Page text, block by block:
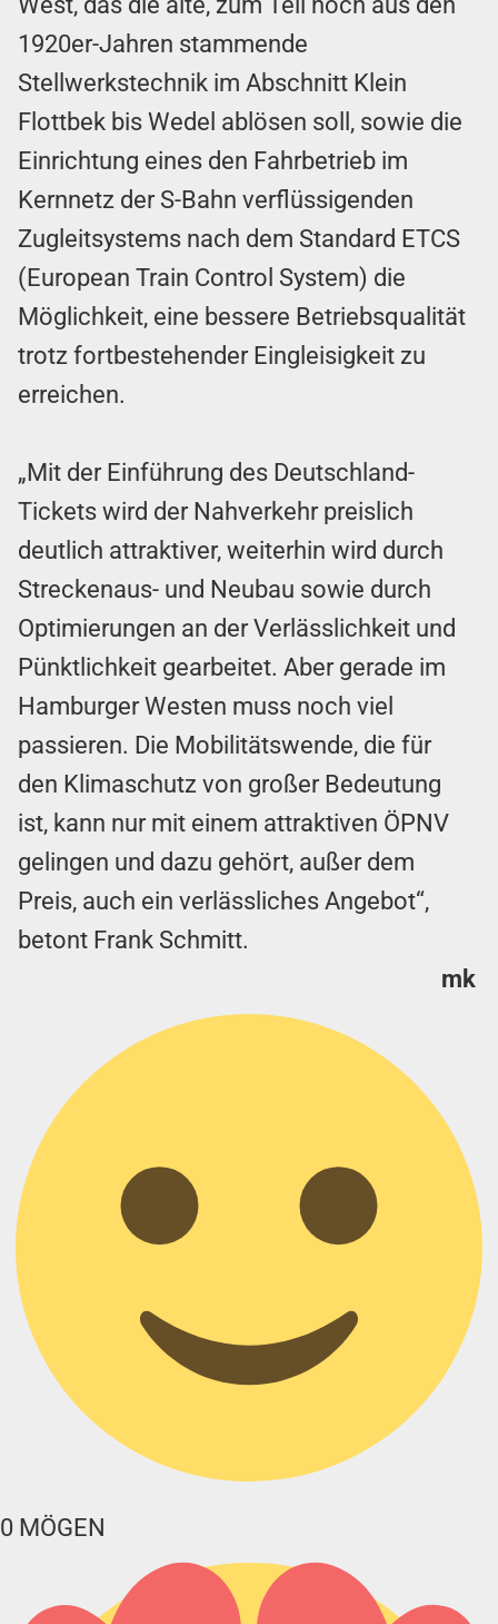
1920er-Jahren stammende
Stellwerkstechnik im Abschnitt Klein
Flottbek bis Wedel ablösen soll, sowie die
Einrichtung eines den Fahrbetrieb im
Kernnetz der S-Bahn verflüssigenden
Zugleitsystems nach dem Standard ETCS
(European Train Control System) die
Möglichkeit, eine bessere Betriebsqualität
trotz fortbestehender Eingleisigkeit zu
erreichen.
„Mit der Einführung des Deutschland-
Tickets wird der Nahverkehr preislich
deutlich attraktiver, weiterhin wird durch
Streckenaus- und Neubau sowie durch
Optimierungen an der Verlässlichkeit und
Pünktlichkeit gearbeitet. Aber gerade im
Hamburger Westen muss noch viel
passieren. Die Mobilitätswende, die für
den Klimaschutz von großer Bedeutung
ist, kann nur mit einem attraktiven ÖPNV
gelingen und dazu gehört, außer dem
Preis, auch ein verlässliches Angebot“,
betont Frank Schmitt.
mk
0 MÖGEN